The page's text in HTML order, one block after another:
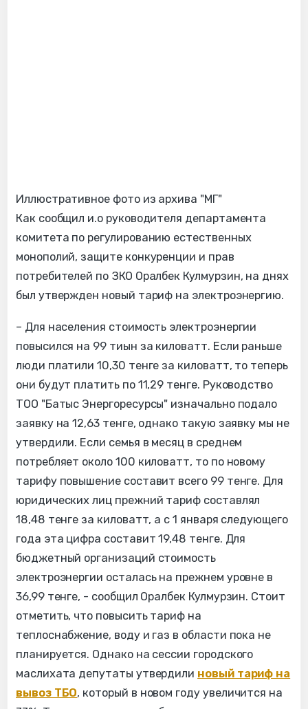
Иллюстративное фото из архива "МГ"
Как сообщил и.о руководителя департамента
комитета по регулированию естественных
монополий, защите конкуренции и прав
потребителей по ЗКО Оралбек Кулмурзин, на днях
был утвержден новый тариф на электроэнергию.
– Для населения стоимость электроэнергии
повысился на 99 тиын за киловатт. Если раньше
люди платили 10,30 тенге за киловатт, то теперь
они будут платить по 11,29 тенге. Руководство
ТОО "Батыс Энергоресурсы" изначально подало
заявку на 12,63 тенге, однако такую заявку мы не
утвердили. Если семья в месяц в среднем
потребляет около 100 киловатт, то по новому
тарифу повышение составит всего 99 тенге. Для
юридических лиц прежний тариф составлял
18,48 тенге за киловатт, а с 1 января следующего
года эта цифра составит 19,48 тенге. Для
бюджетный организаций стоимость
электроэнергии осталась на прежнем уровне в
36,99 тенге, - сообщил Оралбек Кулмурзин. Стоит
отметить, что повысить тариф на
теплоснабжение, воду и газ в области пока не
планируется. Однако на сессии городского
маслихата депутаты утвердили новый тариф на
вывоз ТБО, который в новом году увеличится на